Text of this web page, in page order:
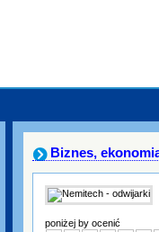
Biznes,
poniżej by ocenić